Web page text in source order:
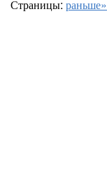
Страницы: раньше»